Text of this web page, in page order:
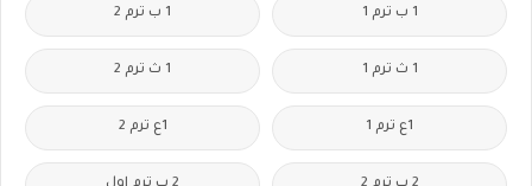
1 ب ترم 1 1 ب ترم 2
1 ث ترم 1 1 ث ترم 2
1ع ترم 1 1ع ترم 2